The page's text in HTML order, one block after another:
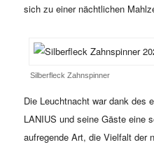
sich zu einer nächtlichen
Silberfleck Zahnspinner
Die Leuchtnacht war dank des
LANIUS und seine Gäste eine
aufregende Art, die Vielfalt der